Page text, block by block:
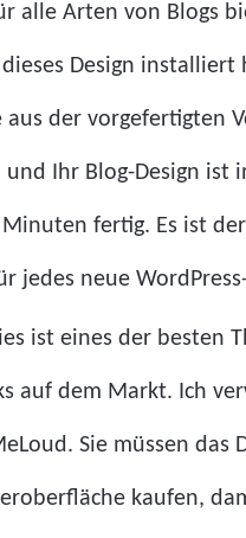
alle Arten von Blogs
dieses Design installiert
aus der vorgefertigten
und Ihr Blog-Design ist
fertig. Es ist
jedes neue
ist eines der besten
auf dem Markt. Ich
Sie müssen das
kaufen,